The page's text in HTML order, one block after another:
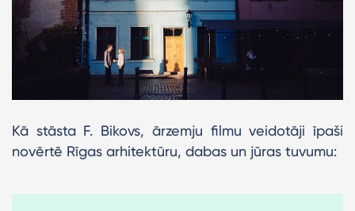
Kā stāsta F. Bikovs, ārzemju filmu veidotāji īpaši
novērtē Rīgas arhitektūru, dabas un jūras tuvumu: